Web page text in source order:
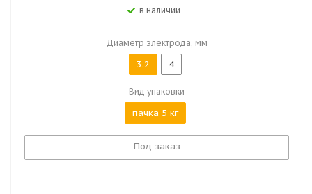
в наличии
Диаметр электрода, мм
3.2 4
Вид упаковки
пачка 5 кг
Под заказ